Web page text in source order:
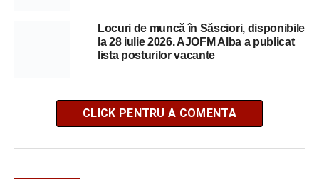
Locuri de muncă în Săsciori, disponibile
la 28 iulie 2026. AJOFM Alba a publicat
lista posturilor vacante
CLICK PENTRU A COMENTA